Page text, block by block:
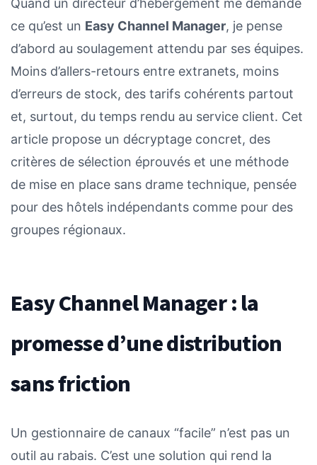
Quand un directeur d’hébergement me demande
ce qu’est un Easy Channel Manager, je pense
d’abord au soulagement attendu par ses équipes.
Moins d’allers-retours entre extranets, moins
d’erreurs de stock, des tarifs cohérents partout
et, surtout, du temps rendu au service client. Cet
article propose un décryptage concret, des
critères de sélection éprouvés et une méthode
de mise en place sans drame technique, pensée
pour des hôtels indépendants comme pour des
groupes régionaux.
Easy Channel Manager : la
promesse d’une distribution
sans friction
Un gestionnaire de canaux “facile” n’est pas un
outil au rabais. C’est une solution qui rend la